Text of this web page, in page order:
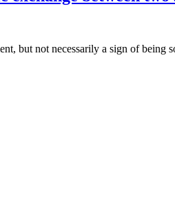
but not necessarily a sign of being